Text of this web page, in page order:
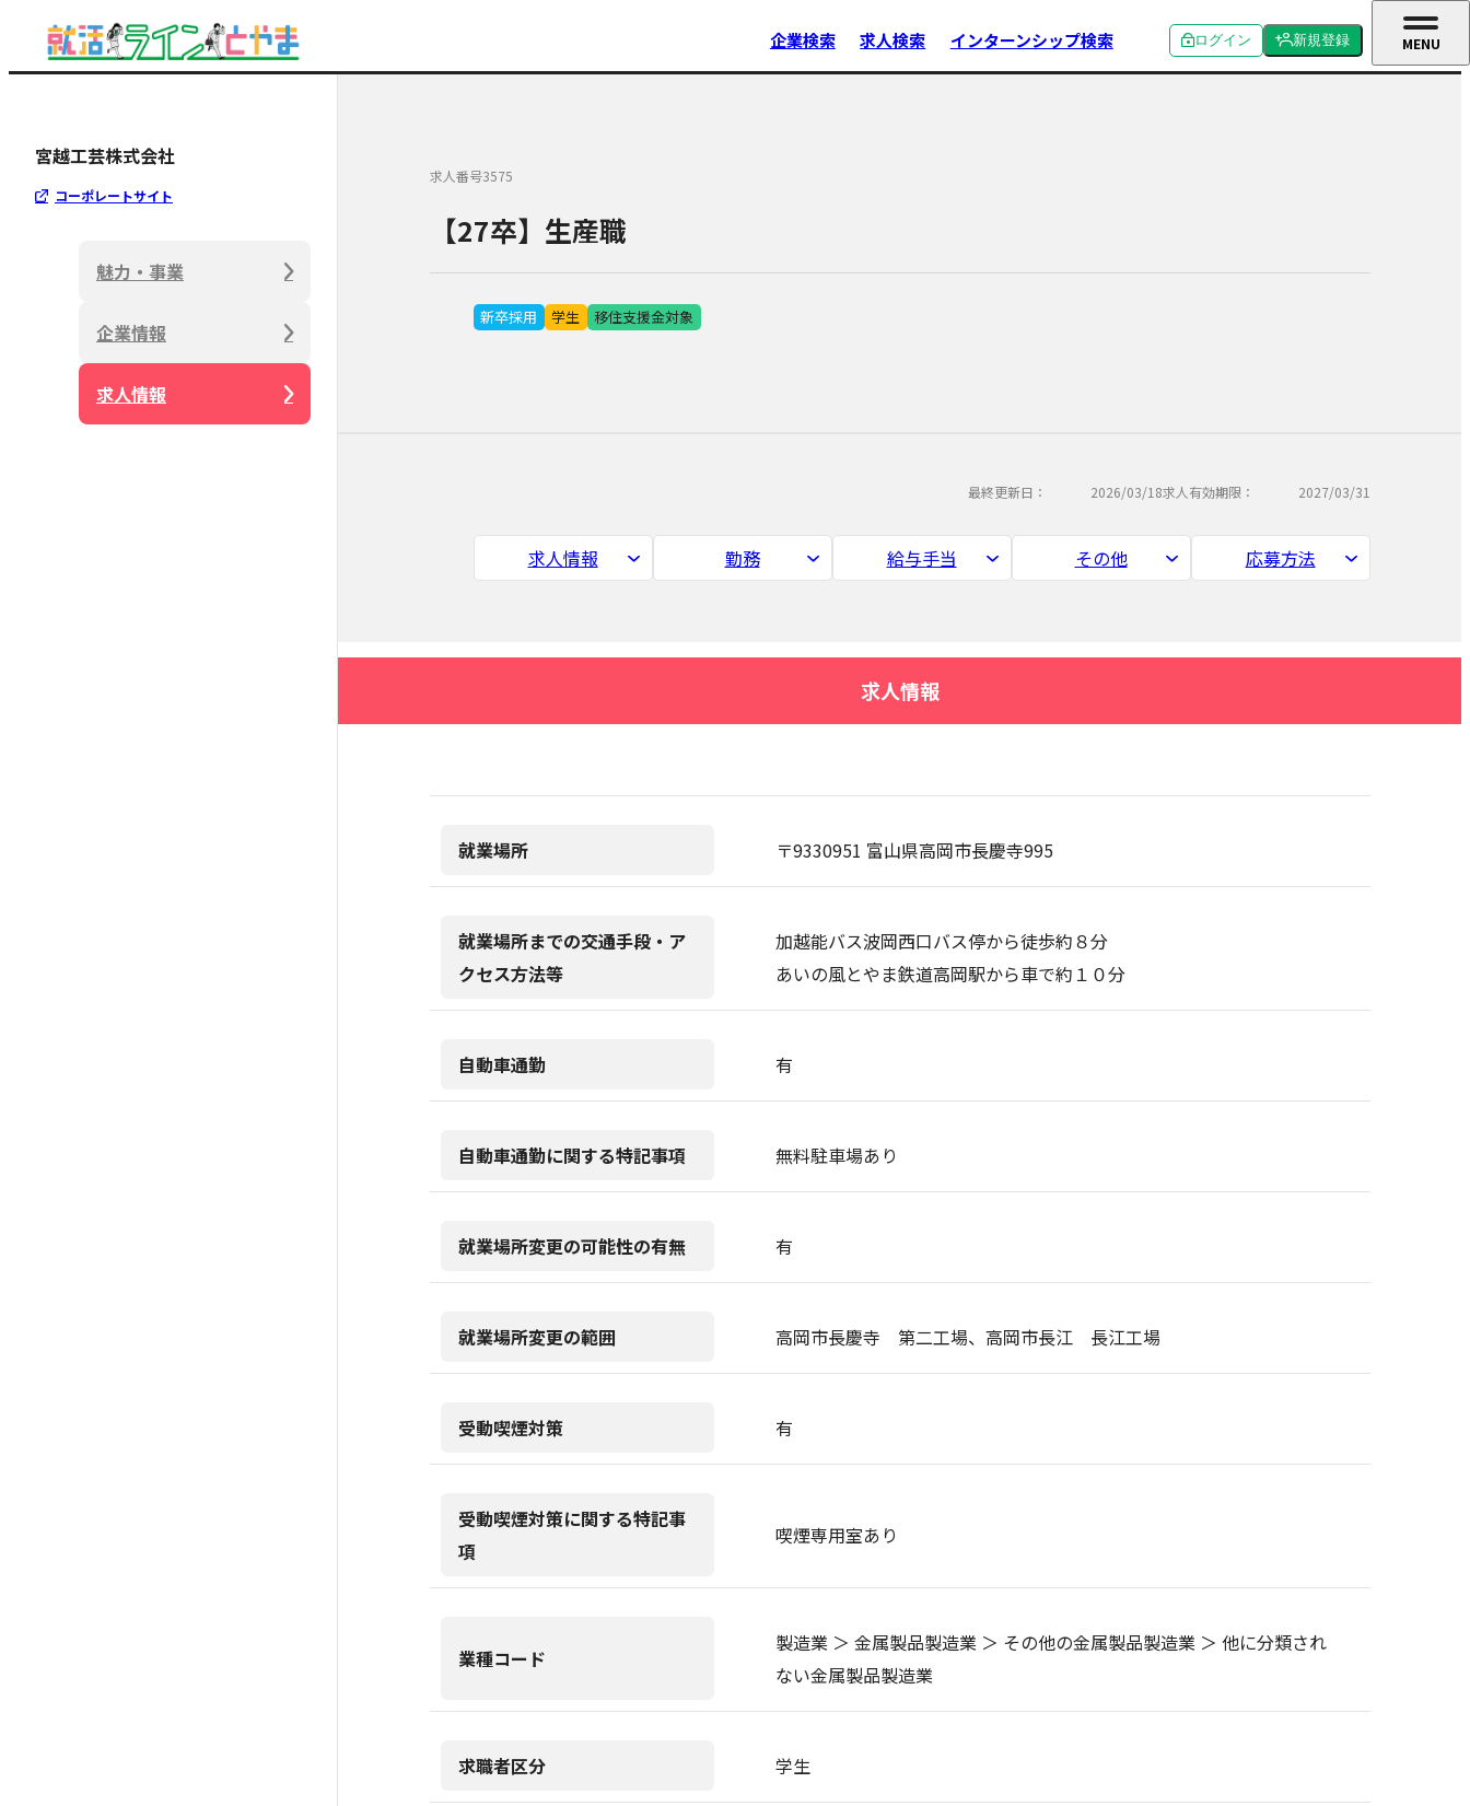
企業検索 求人検索 インターンシップ検索 ログイン 新規登録
宮越工芸株式会社
コーポレートサイト
魅力・事業
企業情報
求人情報
求人番号3575
【27卒】生産職
新卒採用 学生 移住支援金対象
最終更新日： 2026/03/18求人有効期限： 2027/03/31
求人情報 勤務 給与手当 その他 応募方法
求人情報
就業場所 〒9330951 富山県高岡市長慶寺995
就業場所までの交通手段・ア
クセス方法等
加越能バス波岡西口バス停から徒歩約８分
あいの風とやま鉄道高岡駅から車で約１０分
自動車通勤 有
自動車通勤に関する特記事項 無料駐車場あり
就業場所変更の可能性の有無 有
就業場所変更の範囲 高岡市長慶寺 第二工場、高岡市長江 長江工場
受動喫煙対策 有
受動喫煙対策に関する特記事
項
喫煙専用室あり
業種コード
製造業 ＞ 金属製品製造業 ＞ その他の金属製品製造業 ＞ 他に分類され
ない金属製品製造業
求職者区分 学生
MENU